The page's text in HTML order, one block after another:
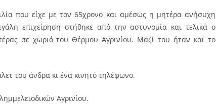
που είχε με τον 65χρονο και αμέσως η μητέρα ανήσυχη
επιχείρηση στήθηκε από την αστυνομία και τελικά ο
σε χωριό του Θέρμου Αγρινίου. Μαζί του ήταν και το
του άνδρα κι ένα κινητό τηλέφωνο.
Αγρινίου.